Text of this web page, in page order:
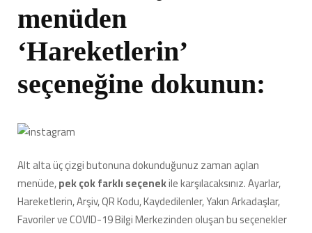
menüden
‘Hareketlerin’
seçeneğine dokunun:
Alt alta üç çizgi butonuna dokunduğunuz zaman açılan
menüde,pek çok farklı seçenekile karşılacaksınız. Ayarlar,
Hareketlerin, Arşiv, QR Kodu, Kaydedilenler, Yakın Arkadaşlar,
Favoriler ve COVID-19 Bilgi Merkezinden oluşan bu seçenekler